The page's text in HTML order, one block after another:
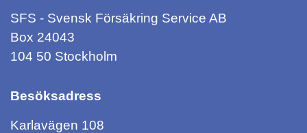
SFS - Svensk Försäkring Service AB
Box 24043
104 50 Stockholm
Besöksadress
Karlavägen 108